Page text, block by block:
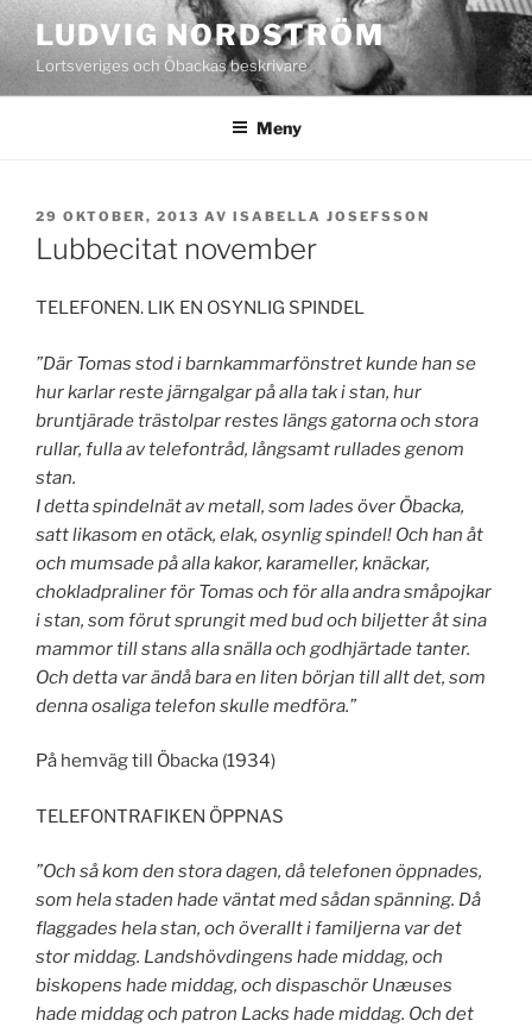
Hoppa
till
innehåll
LUDVIG NORDSTRÖM
Lortsveriges och Öbackas beskrivare
Meny
PUBLICERAT
29 OKTOBER, 2013 AV ISABELLA JOSEFSSON
Lubbecitat november
TELEFONEN. LIK EN OSYNLIG SPINDEL
”Där Tomas stod i barnkammarfönstret kunde han se
hur karlar reste järngalgar på alla tak i stan, hur
bruntjärade trästolpar restes längs gatorna och stora
rullar, fulla av telefontråd, långsamt rullades genom
stan.
I detta spindelnät av metall, som lades över Öbacka,
satt likasom en otäck, elak, osynlig spindel! Och han åt
och mumsade på alla kakor, karameller, knäckar,
chokladpraliner för Tomas och för alla andra småpojkar
i stan, som förut sprungit med bud och biljetter åt sina
mammor till stans alla snälla och godhjärtade tanter.
Och detta var ändå bara en liten början till allt det, som
denna osaliga telefon skulle medföra.”
På hemväg till Öbacka (1934)
TELEFONTRAFIKEN ÖPPNAS
”Och så kom den stora dagen, då telefonen öppnades,
som hela staden hade väntat med sådan spänning. Då
flaggades hela stan, och överallt i familjerna var det
stor middag. Landshövdingens hade middag, och
biskopens hade middag, och dispaschör Unæuses
hade middag och patron Lacks hade middag. Och det